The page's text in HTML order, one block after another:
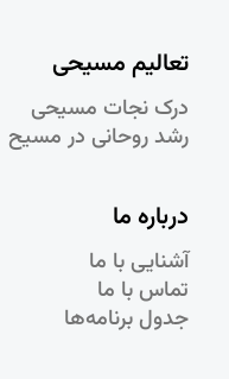
تعالیم مسیحی
درک نجات مسيحی
رشد روحانی در مسيح
درباره ما
آشنایی با ما
تماس با ما
جدول برنامه‌ها